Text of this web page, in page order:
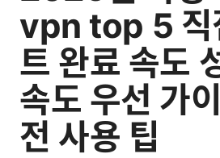
vpn top 5 직
트 완료 속도
속도 우선 가
전 사용 팁